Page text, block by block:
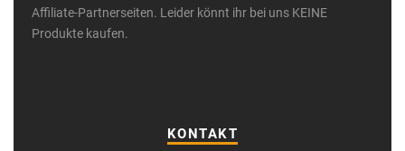
Affiliate-Partnerseiten. Leider könnt ihr bei uns KEINE
Produkte kaufen.
KONTAKT